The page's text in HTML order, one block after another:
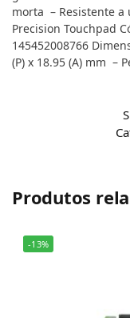
morta – Resistente
Precision Touchpad
145452008766
(P) x 18.95 (A) mm –
Produtos
-13%